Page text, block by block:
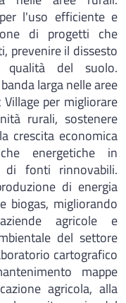
l'uso efficiente e
di progetti che
prevenire il dissesto
qualità del suolo.
larga nelle aree
per migliorare
rurali, sostenere
crescita economica
energetiche in
di fonti rinnovabili.
di energia
biogas, migliorando
agricole e
del settore
cartografico
mappe
agricola, alla